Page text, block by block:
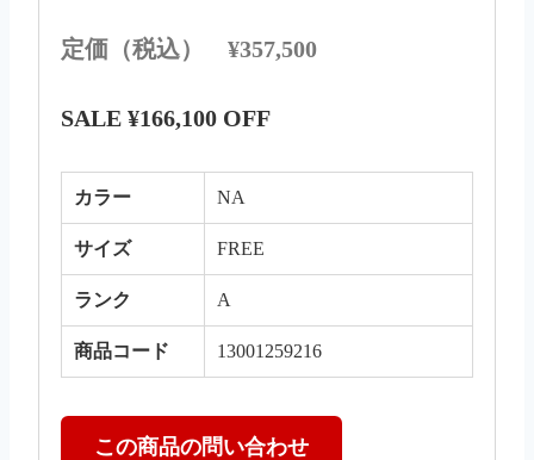
定価（税込） ¥357,500
SALE ¥166,100 OFF
カラー NA
サイズ FREE
ランク A
商品コード 13001259216
この商品の問い合わせ